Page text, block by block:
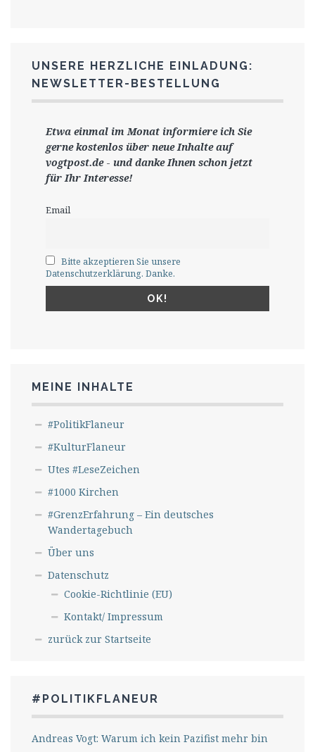
UNSERE HERZLICHE EINLADUNG:
NEWSLETTER-BESTELLUNG
Etwa einmal im Monat informiere ich Sie
gernekostenlos über neue Inhalte auf
vogtpost.de- und danke Ihnen schon jetzt
für Ihr Interesse!
Email
Bitte akzeptieren Sie unsere
Datenschutzerklärung. Danke.
MEINE INHALTE
#PolitikFlaneur
#KulturFlaneur
Utes #LeseZeichen
#1000 Kirchen
#GrenzErfahrung – Ein deutsches
Wandertagebuch
Über uns
Datenschutz
Cookie-Richtlinie (EU)
Kontakt/ Impressum
zurück zur Startseite
#POLITIKFLANEUR
Andreas Vogt: Warum ich kein Pazifist mehr bin